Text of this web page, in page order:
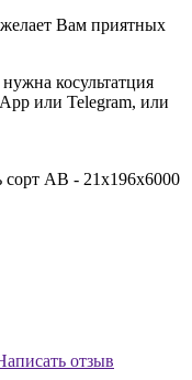
Вам приятных
косультатция
или Telegram, или
сорт АВ - 21x196x6000
отзыв